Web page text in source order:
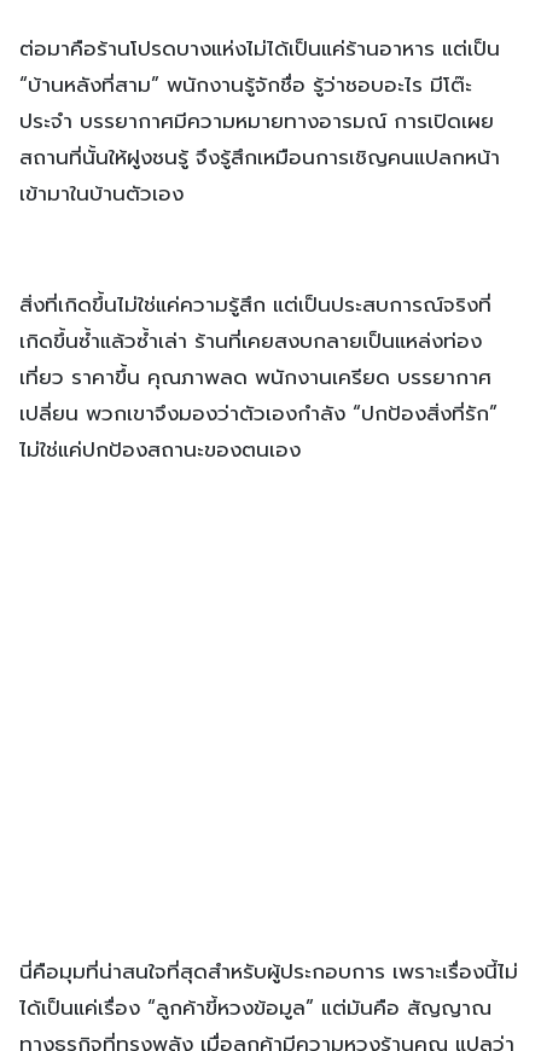
ต่อมาคือร้านโปรดบางแห่งไม่ได้เป็นแค่ร้านอาหาร แต่เป็น
“บ้านหลังที่สาม” พนักงานรู้จักชื่อ รู้ว่าชอบอะไร มีโต๊ะ
ประจำ บรรยากาศมีความหมายทางอารมณ์ การเปิดเผย
สถานที่นั้นให้ฝูงชนรู้ จึงรู้สึกเหมือนการเชิญคนแปลกหน้า
เข้ามาในบ้านตัวเอง
สิ่งที่เกิดขึ้นไม่ใช่แค่ความรู้สึก แต่เป็นประสบการณ์จริงที่
เกิดขึ้นซ้ำแล้วซ้ำเล่า ร้านที่เคยสงบกลายเป็นแหล่งท่อง
เที่ยว ราคาขึ้น คุณภาพลด พนักงานเครียด บรรยากาศ
เปลี่ยน พวกเขาจึงมองว่าตัวเองกำลัง “ปกป้องสิ่งที่รัก”
ไม่ใช่แค่ปกป้องสถานะของตนเอง
นี่คือมุมที่น่าสนใจที่สุดสำหรับผู้ประกอบการ เพราะเรื่องนี้ไม่
ได้เป็นแค่เรื่อง “ลูกค้าขี้หวงข้อมูล” แต่มันคือ สัญญาณ
ทางธุรกิจที่ทรงพลัง เมื่อลูกค้ามีความหวงร้านคุณ แปลว่า